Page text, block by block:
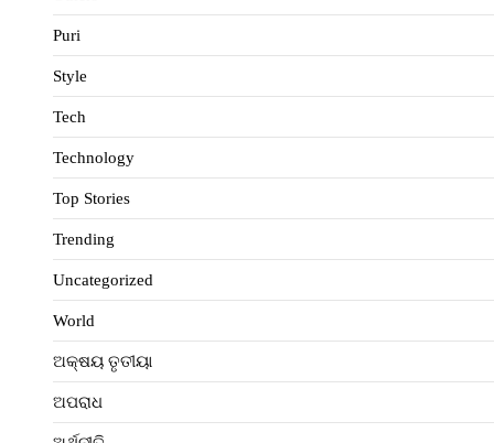
Puri
Style
Tech
Technology
Top Stories
Trending
Uncategorized
World
ଅକ୍ଷୟ ତୃତୀୟା
ଅପରାଧ